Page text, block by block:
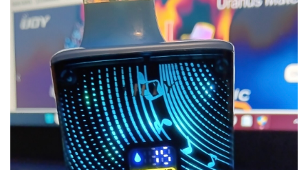
DATOS
EXPOSICIÓN
ENTREVISTA